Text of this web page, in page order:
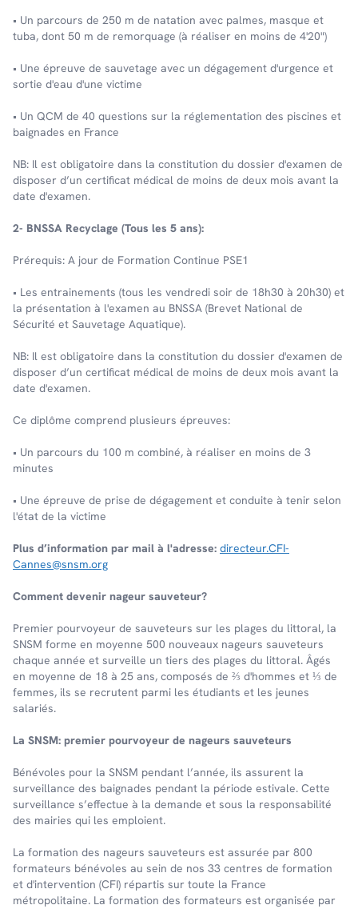
• Un parcours de 250 m de natation avec palmes, masque et
tuba, dont 50 m de remorquage (à réaliser en moins de 4'20")
• Une épreuve de sauvetage avec un dégagement d'urgence et
sortie d'eau d'une victime
• Un QCM de 40 questions sur la réglementation des piscines et
baignades en France
NB: Il est obligatoire dans la constitution du dossier d'examen de
disposer d’un certificat médical de moins de deux mois avant la
date d'examen.
2- BNSSA Recyclage (Tous les 5 ans):
Prérequis: A jour de Formation Continue PSE1
• Les entrainements (tous les vendredi soir de 18h30 à 20h30) et
la présentation à l'examen au BNSSA (Brevet National de
Sécurité et Sauvetage Aquatique).
NB: Il est obligatoire dans la constitution du dossier d'examen de
disposer d’un certificat médical de moins de deux mois avant la
date d'examen.
Ce diplôme comprend plusieurs épreuves:
• Un parcours du 100 m combiné, à réaliser en moins de 3
minutes
• Une épreuve de prise de dégagement et conduite à tenir selon
l'état de la victime
Plus d’information par mail à l'adresse: directeur.CFI-
Cannes@snsm.org
Comment devenir nageur sauveteur?
Premier pourvoyeur de sauveteurs sur les plages du littoral, la
SNSM forme en moyenne 500 nouveaux nageurs sauveteurs
chaque année et surveille un tiers des plages du littoral. Âgés
en moyenne de 18 à 25 ans, composés de ⅔ d'hommes et ⅓ de
femmes, ils se recrutent parmi les étudiants et les jeunes
salariés.
La SNSM: premier pourvoyeur de nageurs sauveteurs
Bénévoles pour la SNSM pendant l’année, ils assurent la
surveillance des baignades pendant la période estivale. Cette
surveillance s’effectue à la demande et sous la responsabilité
des mairies qui les emploient.
La formation des nageurs sauveteurs est assurée par 800
formateurs bénévoles au sein de nos 33 centres de formation
et d'intervention (CFI) répartis sur toute la France
métropolitaine. La formation des formateurs est organisée par